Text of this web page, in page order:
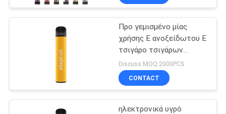
ΠΟΙΟΤΙΚΌΣ
ΈΛΕΓΧΟΣ
ΖΗΤΉΣΤΕ
ΑΠΌΣΠΑΣΜΑ
Μίας χρήσης
συσκευή λοβών
Vape
36
Προ γεμισμένο μίας
χρήσης Ε ανοξείδωτου Ε
τσιγάρο τσιγάρων
850mAh
Discuss MOQ:2000PCS
CONTACT
ηλεκτρονικά υγρό